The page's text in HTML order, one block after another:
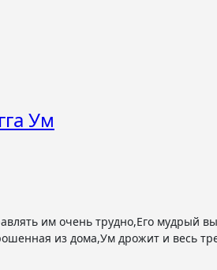
Ум
из дома,Ум дрожит и весь